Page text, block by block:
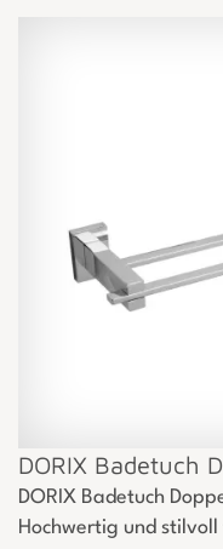
DORIX Badetuch
DORIX Badetuch
Hochwertig und